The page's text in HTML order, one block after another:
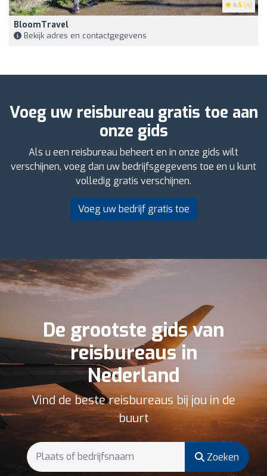
4.5 (4)
BloomTravel
Bekijk adres en contactgegevens
Voeg uw reisbureau gratis toe aan
onze gids
Als u een reisbureau beheert en in onze gids wilt
verschijnen, voeg dan uw bedrijfsgegevens toe en u kunt
volledig gratis verschijnen.
Voeg uw bedrijf gratis toe
De grootste gids van
reisbureaus in
Nederland
Vind de beste reisbureaus bij jou in de
buurt
Zoeken